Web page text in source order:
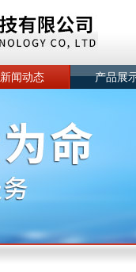
新闻动态 产品展